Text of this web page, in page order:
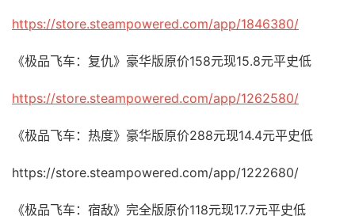
https://store.steampowered.com/app/1846380/
《极品飞车：复仇》豪华版原价158元现15.8元平史低
https://store.steampowered.com/app/1262580/
《极品飞车：热度》豪华版原价288元现14.4元平史低
https://store.steampowered.com/app/1222680/
《极品飞车：宿敌》完全版原价118元现17.7元平史低